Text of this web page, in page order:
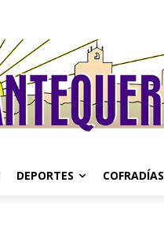
DEPORTES COFRADÍAS